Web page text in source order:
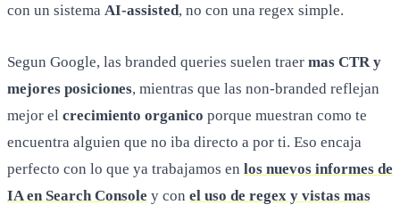
con un sistema AI-assisted, no con una regex simple.
Segun Google, las branded queries suelen traer mas CTR y
mejores posiciones, mientras que las non-branded reflejan
mejor el crecimiento organico porque muestran como te
encuentra alguien que no iba directo a por ti. Eso encaja
perfecto con lo que ya trabajamos en los nuevos informes de
IA en Search Console y con el uso de regex y vistas mas